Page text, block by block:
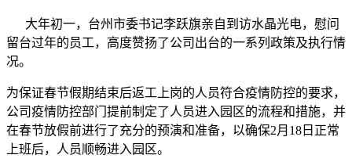
大年初一，台州市委书记李跃旗亲自到访水晶光电，慰问
留台过年的员工，高度赞扬了公司出台的一系列政策及执行情
况。
为保证春节假期结束后返工上岗的人员符合疫情防控的要求，
公司疫情防控部门提前制定了人员进入园区的流程和措施，并
在春节放假前进行了充分的预演和准备，以确保2月18日正常
上班后，人员顺畅进入园区。